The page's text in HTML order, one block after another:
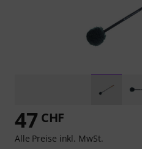
47 CHF
Alle Preise inkl. MwSt.